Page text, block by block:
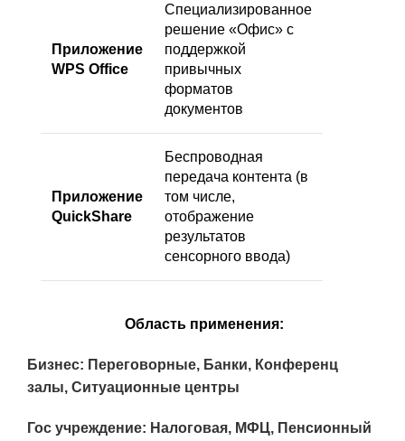
Приложение
WPS Office
Специализированное
решение «Офис» с
поддержкой
привычных
форматов
документов
Приложение
QuickShare
Беспроводная
передача контента (в
том числе,
отображение
результатов
сенсорного ввода)
Область применения:
Бизнес: Переговорные, Банки, Конференц
залы, Ситуационные центры
Гос учреждение: Налоговая, МФЦ, Пенсионный